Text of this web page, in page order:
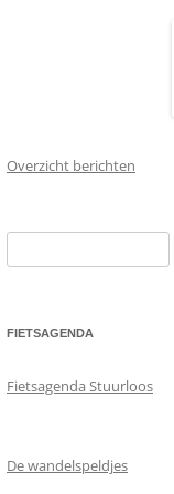
Overzicht berichten
naar:
FIETSAGENDA
Fietsagenda Stuurloos
De wandelspeldjes